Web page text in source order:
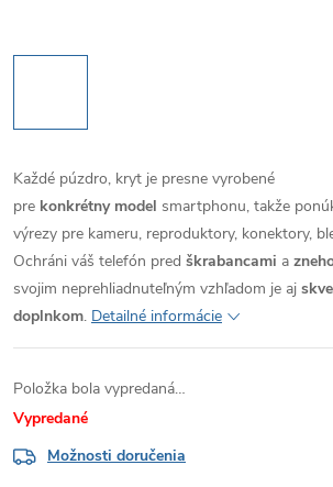
Každé púzdro, kryt je presne vyrobené
pre konkrétny model smartphonu, takže
výrezy pre kameru, reproduktory, konektory,
Ochráni váš telefón pred škrabancami a
svojim neprehliadnuteľným vzhľadom je aj
doplnkom. Detailné informácie
Položka bola vypredaná…
Vypredané
Možnosti doručenia